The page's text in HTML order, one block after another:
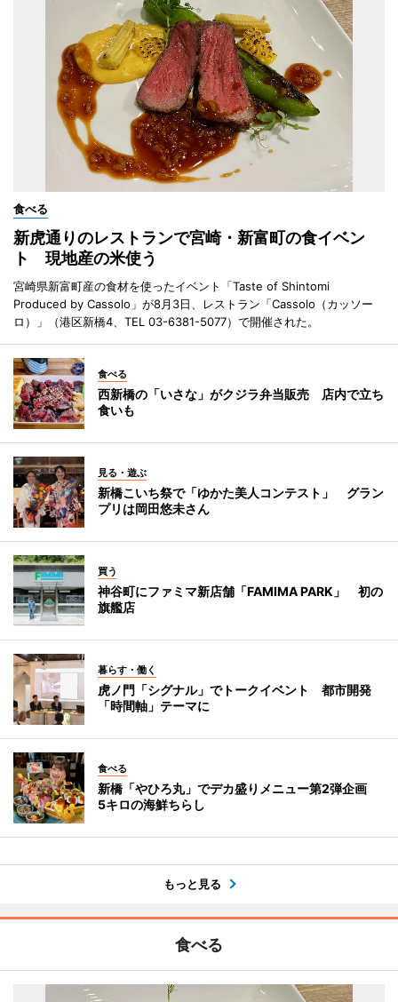
食べる
新虎通りのレストランで宮崎・新富町の食イベン
ト 現地産の米使う
宮崎県新富町産の食材を使ったイベント「Taste of Shintomi
Produced by Cassolo」が8月3日、レストラン「Cassolo（カッソー
ロ）」（港区新橋4、TEL 03-6381-5077）で開催された。
食べる
西新橋の「いさな」がクジラ弁当販売 店内で立ち
食いも
見る・遊ぶ
新橋こいち祭で「ゆかた美人コンテスト」 グラン
プリは岡田悠未さん
買う
神谷町にファミマ新店舗「FAMIMA PARK」 初の
旗艦店
暮らす・働く
虎ノ門「シグナル」でトークイベント 都市開発
「時間軸」テーマに
食べる
新橋「やひろ丸」でデカ盛りメニュー第2弾企画
5キロの海鮮ちらし
もっと見る
食べる